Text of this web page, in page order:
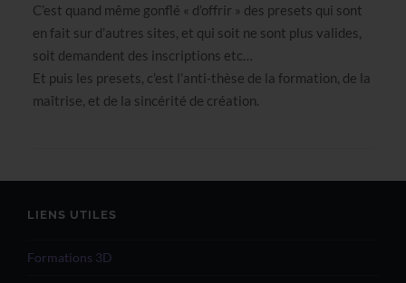
C’est quand même gonflé « d’offrir » des presets qui sont
en fait sur d’autres sites, et qui soit ne sont plus valides,
soit demandent des inscriptions etc…
Et puis les presets, c’est l’anti-thèse de la formation, de la
maîtrise, et de la sincérité de création.
LIENS UTILES
Formations 3D